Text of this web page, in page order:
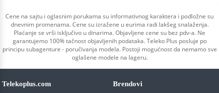
Cene na sajtu i oglasnim porukama su informativnog karaktera i podložne su
dnevnim promenama. Cene su izražene u eurima radi lakšeg snalaženja.
Plaćanje se vrši isključivo u dinarima. Objavljene cene su bez pdv-a. Ne
garantujemo 100% tačnost objavljenih podataka. Teleko Plus posluje po
principu subagenture - poručivanja modela. Postoji mogućnost da nemamo sve
oglašene modele na lageru.
Telekoplus.com Brendovi